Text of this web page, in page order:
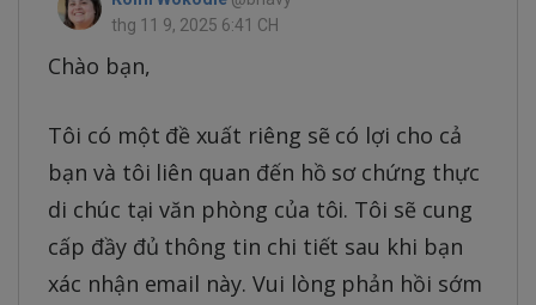
thg 11 9, 2025 6:41 CH
Chào bạn,
Tôi có một đề xuất riêng sẽ có lợi cho cả
bạn và tôi liên quan đến hồ sơ chứng thực
di chúc tại văn phòng của tôi. Tôi sẽ cung
cấp đầy đủ thông tin chi tiết sau khi bạn
xác nhận email này. Vui lòng phản hồi sớm